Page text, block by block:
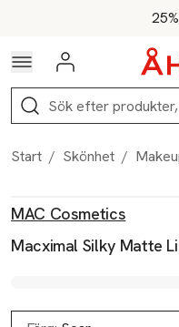
Hoppa till navigationsmenyn
För
Logga in
Sök
Start / Skönhet /
MAC Cosmetics
Macximal Silky Matte